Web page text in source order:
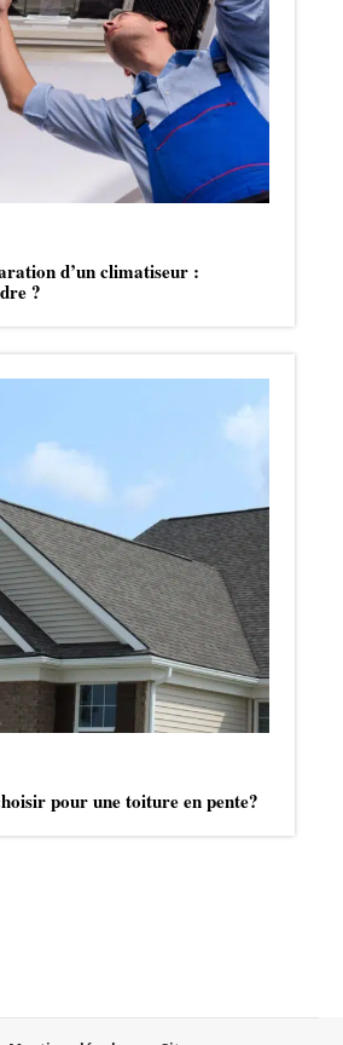
d’un climatiseur :
?
pour une toiture en pente?